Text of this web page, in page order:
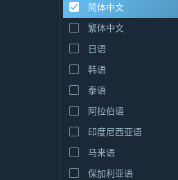
简体中文
繁体中文
日语
韩语
泰语
阿拉伯语
印度尼西亚语
马来语
保加利亚语